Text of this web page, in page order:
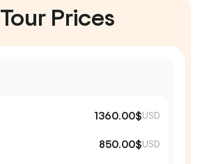
Tour Prices
1360.00$USD
850.00$USD